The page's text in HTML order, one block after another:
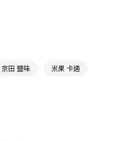
京田 鹽味 米果 卡通